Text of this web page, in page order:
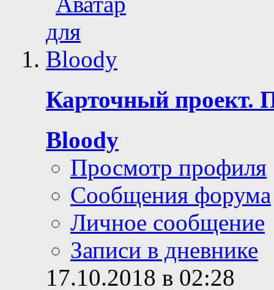
Карточный проект.
Bloody
Просмотр профиля
Сообщения форума
Личное сообщение
Записи в дневнике
17.10.2018 в 02:28